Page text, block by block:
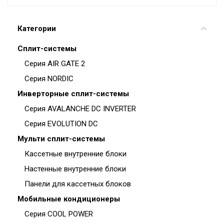
Категории
Сплит-системы
Серия AIR GATE 2
Серия NORDIC
Инверторные сплит-системы
Серия AVALANCHE DC INVERTER
Серия EVOLUTION DC
Мульти сплит-системы
Кассетные внутренние блоки
Настенные внутренние блоки
Панели для кассетных блоков
Мобильные кондиционеры
Серия COOL POWER